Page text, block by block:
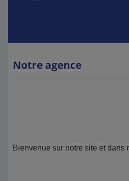
Notre agence
Bienvenue sur notre site et dans